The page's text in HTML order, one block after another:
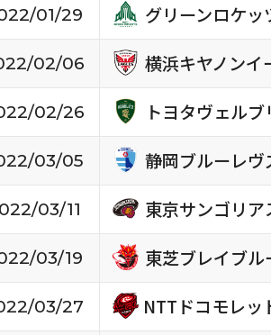
01/29
グリーンロケッ
02/06
横浜キヤノンイ
02/26
トヨタヴェル
03/05
静岡ブルーレヴ
03/11
東京サンゴリア
03/19
東芝ブレイブ
03/27
NTTドコモレッ